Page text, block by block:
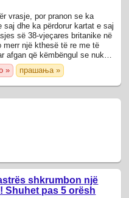
vrasje, por pranon se ka
saj dhe ka përdorur kartat e saj
së 38-vjeçares britanike në
merr një kthesë të re me të
afgan që këmbëngul se nuk
vdekjen e ...
» прашања »
shkrumbon një
Shuhet pas 5 orësh